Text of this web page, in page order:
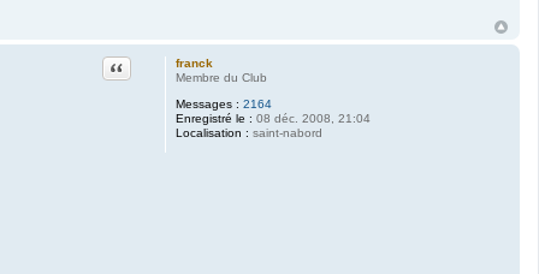
franck
Membre du Club
Messages : 2164
Enregistré le : 08 déc. 2008, 21:04
Localisation : saint-nabord
Citation